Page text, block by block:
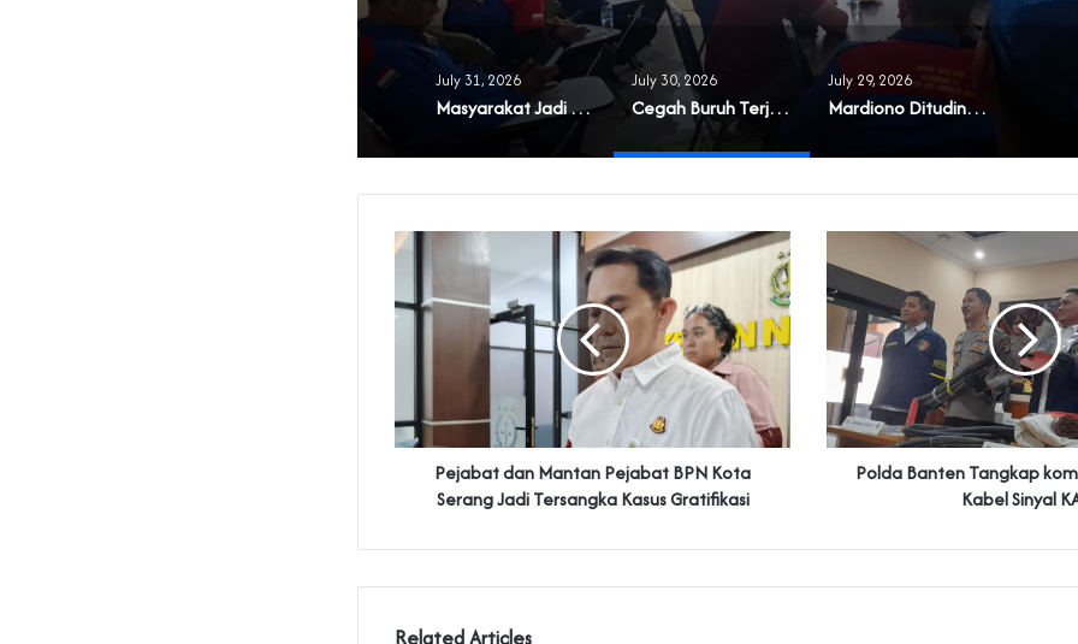
July 31, 2026
‎Masyarakat Jadi Korban Buruknya Tata Kelola Koperasi Syariah di Banten
July 30, 2026
Cegah Buruh Terjerat Judol dan Pinjol, Polda Banten Gandeng SPSI Perkuat Literasi Digital
July 29, 2026
‎Mardiono Dituding Adu Domba dan Bikin Gaduh Kader PPP di Banten
Pejabat dan Mantan Pejabat BPN Kota
Serang Jadi Tersangka Kasus Gratifikasi
‎Polda Banten Tangkap
Kabel Sinyal
Related Articles